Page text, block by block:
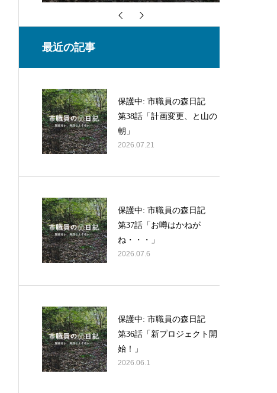
最近の記事
保護中: 市職員の森日記
第38話「計画変更、と山の
朝」
2026.07.21
保護中: 市職員の森日記
第37話「お噂はかねが
ね・・・」
2026.07.6
保護中: 市職員の森日記
第36話「新プロジェクト開
始！」
2026.06.1